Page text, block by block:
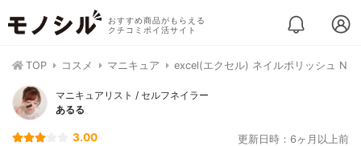
おすすめ商品がもらえる
クチコミポイ活サイト
TOP コスメ マニキュア excel(エクセル) ネイルポリッシュ N
マニキュアリスト / セルフネイラー
あるる
3.00 更新日時：6ヶ月以上前